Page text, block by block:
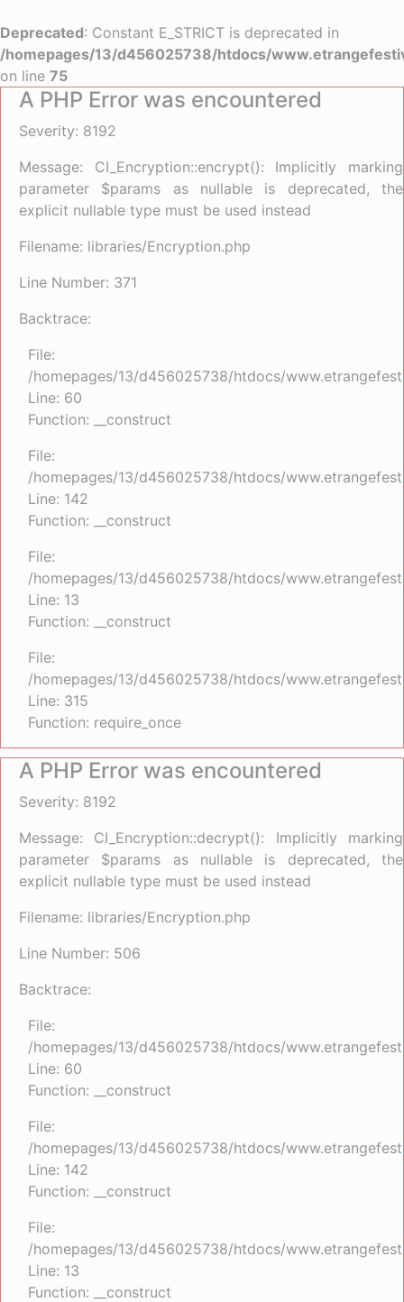
Deprecated: Constant E_STRICT is deprecated in
/homepages/13/d456025738/htdocs/
on line 75
A PHP Error was encountered
Severity: 8192
Message: CI_Encryption::encrypt(): Implicitly marking
parameter $params as nullable is deprecated, the
explicit nullable type must be used instead
Filename: libraries/Encryption.php
Line Number: 371
Backtrace:
File:
/homepages/13/d456025738/htdocs/
Line: 60
Function: __construct
File:
/homepages/13/d456025738/htdocs/
Line: 142
Function: __construct
File:
/homepages/13/d456025738/htdocs/
Line: 13
Function: __construct
File:
/homepages/13/d456025738/htdocs/
Line: 315
Function: require_once
A PHP Error was encountered
Severity: 8192
Message: CI_Encryption::decrypt(): Implicitly marking
parameter $params as nullable is deprecated, the
explicit nullable type must be used instead
Filename: libraries/Encryption.php
Line Number: 506
Backtrace:
File:
/homepages/13/d456025738/htdocs/
Line: 60
Function: __construct
File:
/homepages/13/d456025738/htdocs/
Line: 142
Function: __construct
File:
/homepages/13/d456025738/htdocs/
Line: 13
Function: __construct